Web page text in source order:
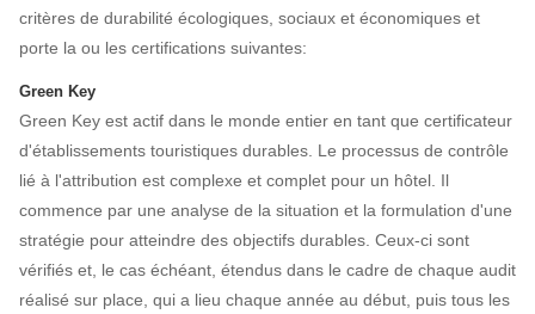
critères de durabilité écologiques, sociaux et économiques et
porte la ou les certifications suivantes:
Green Key
Green Key est actif dans le monde entier en tant que certificateur
d'établissements touristiques durables. Le processus de contrôle
lié à l'attribution est complexe et complet pour un hôtel. Il
commence par une analyse de la situation et la formulation d'une
stratégie pour atteindre des objectifs durables. Ceux-ci sont
vérifiés et, le cas échéant, étendus dans le cadre de chaque audit
réalisé sur place, qui a lieu chaque année au début, puis tous les